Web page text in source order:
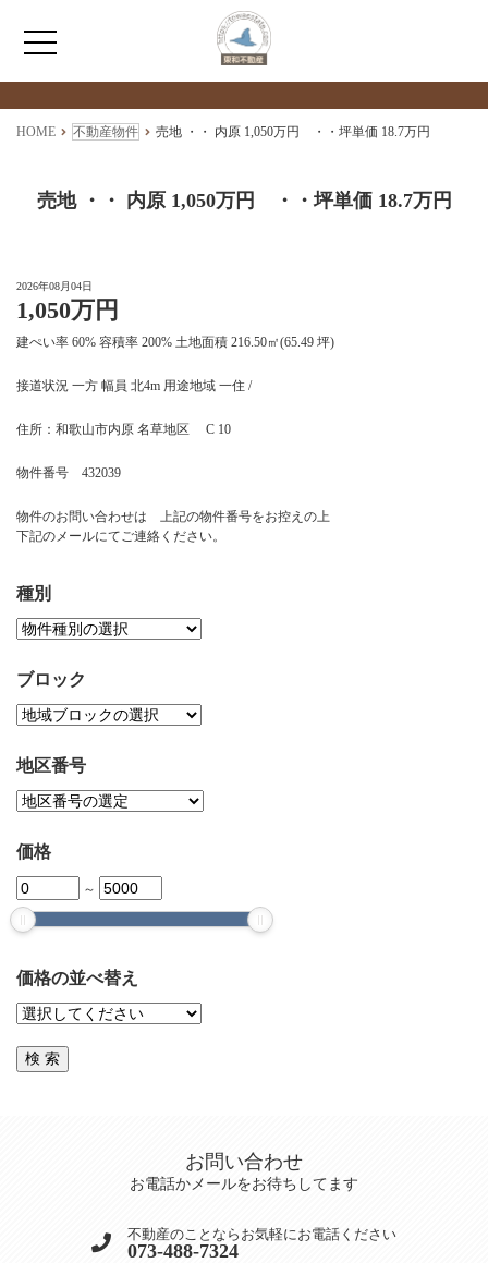
HOME
売買情報
月極駐車場のご案内
お問い合わせ
検索物件の詳細
****
HOME 不動産物件 売地 ・・ 内原 1,050万円 ・・坪単価 18.7万円
売地 ・・ 内原 1,050万円 ・・坪単価 18.7万円
2026年08月04日
1,050万円
建ぺい率 60% 容積率 200% 土地面積 216.50㎡(65.49 坪)
接道状況 一方 幅員 北4m 用途地域 一住 /
住所：和歌山市内原 名草地区 C 10
物件番号 432039
物件のお問い合わせは 上記の物件番号をお控えの上
下記のメールにてご連絡ください。
種別
ブロック
地区番号
価格
～
価格の並べ替え
お問い合わせ
お電話かメールをお待ちしてます
不動産のことならお気軽にお電話ください
073-488-7324